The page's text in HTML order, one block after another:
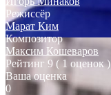
Режиссёр
Марат Ким
Композитор
Максим Кошеваров
Рейтинг 9 ( 1 оценок )
Ваша оценка
0